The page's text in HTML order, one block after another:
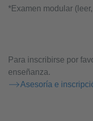
*Examen modular
Para inscribirse por
enseñanza.
Asesoría e